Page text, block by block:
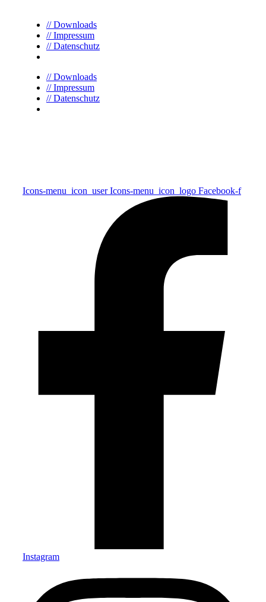
// Downloads
// Impressum
// Datenschutz
// Downloads
// Impressum
// Datenschutz
Icons-menu_icon_user Icons-menu_icon_logo Facebook-f
Instagram